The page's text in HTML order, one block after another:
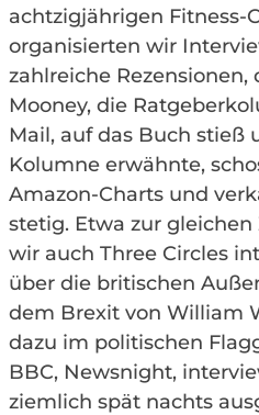
achtzigjährigen Fitness-
organisierten wir
zahlreiche Rezensionen,
Mooney, die
Mail, auf das Buch stieß
Kolumne erwähnte,
Amazon-Charts und
stetig. Etwa zur
wir auch Three Circles
über die britischen
dem Brexit von William
dazu im politischen
BBC, Newsnight,
ziemlich spät nachts